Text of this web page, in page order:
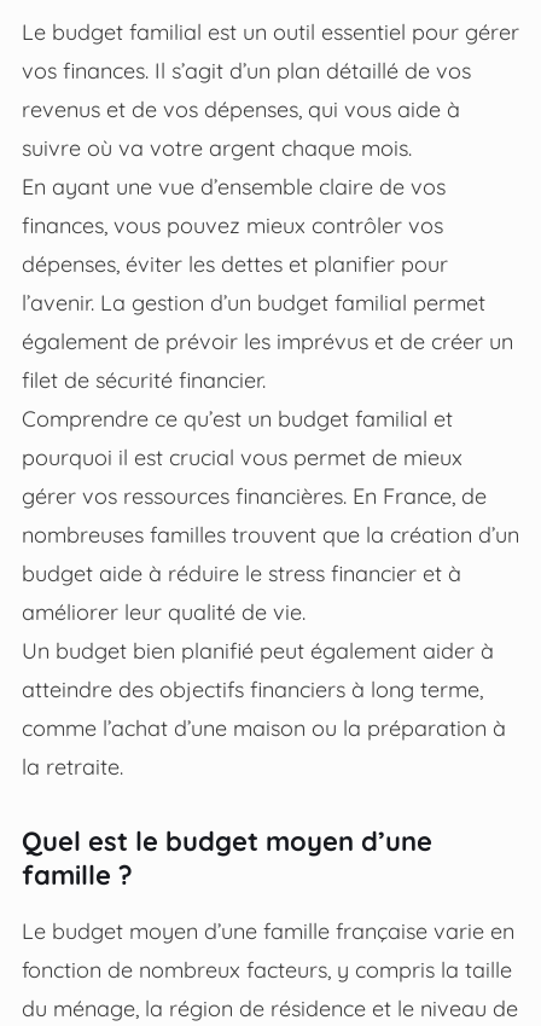
Le budget familial est un outil essentiel pour gérer
vos finances. Il s’agit d’un plan détaillé de vos
revenus et de vos dépenses, qui vous aide à
suivre où va votre argent chaque mois.
En ayant une vue d’ensemble claire de vos
finances, vous pouvez mieux contrôler vos
dépenses, éviter les dettes et planifier pour
l’avenir. La gestion d’un budget familial permet
également de prévoir les imprévus et de créer un
filet de sécurité financier.
Comprendre ce qu’est un budget familial et
pourquoi il est crucial vous permet de mieux
gérer vos ressources financières. En France, de
nombreuses familles trouvent que la création d’un
budget aide à réduire le stress financier et à
améliorer leur qualité de vie.
Un budget bien planifié peut également aider à
atteindre des objectifs financiers à long terme,
comme l’achat d’une maison ou la préparation à
la retraite.
Quel est le budget moyen d’une
famille ?
Le budget moyen d’une famille française varie en
fonction de nombreux facteurs, y compris la taille
du ménage, la région de résidence et le niveau de